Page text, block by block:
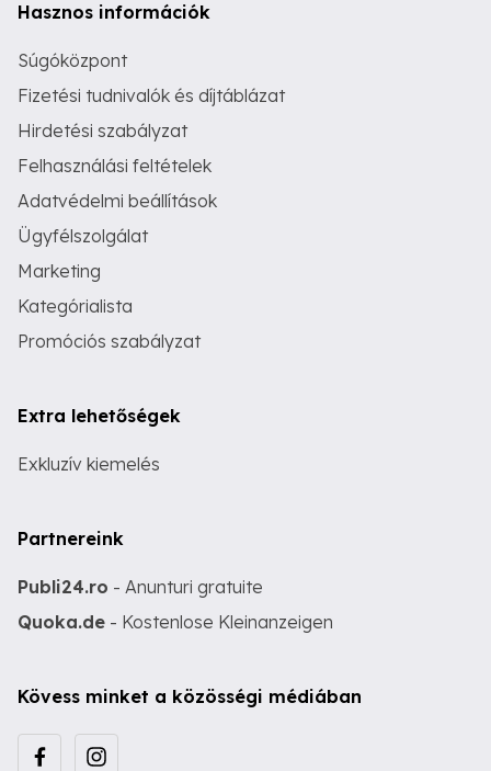
Hasznos információk
Súgóközpont
Fizetési tudnivalók és díjtáblázat
Hirdetési szabályzat
Felhasználási feltételek
Adatvédelmi beállítások
Ügyfélszolgálat
Marketing
Kategórialista
Promóciós szabályzat
Extra lehetőségek
Exkluzív kiemelés
Partnereink
Publi24.ro - Anunturi gratuite
Quoka.de - Kostenlose Kleinanzeigen
Kövess minket a közösségi médiában